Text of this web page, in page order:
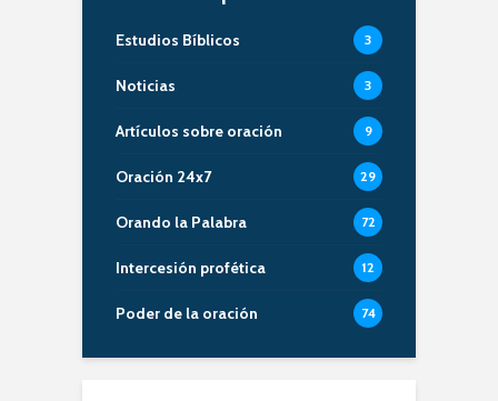
Estudios Bíblicos 3
Noticias 3
Artículos sobre oración 9
Oración 24x7 29
Orando la Palabra 72
Intercesión profética 12
Poder de la oración 74